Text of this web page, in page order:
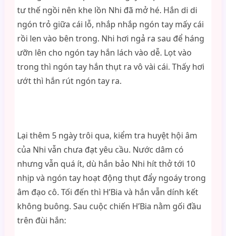
tư thế ngồi nên khe lồn Nhi đã mở hé. Hắn di di
ngón trỏ giữa cái lỗ, nhắp nhắp ngón tay mấy cái
rồi len vào bên trong. Nhi hơi ngả ra sau để háng
ưỡn lên cho ngón tay hắn lách vào dễ. Lọt vào
trong thì ngón tay hắn thụt ra vô vài cái. Thấy hơi
ướt thì hắn rút ngón tay ra.
Lại thêm 5 ngày trôi qua, kiểm tra huyệt hội âm
của Nhi vẫn chưa đạt yêu cầu. Nước dâm có
nhưng vẫn quá ít, dù hắn bảo Nhi hít thở tới 10
nhịp và ngón tay hoạt động thụt đẩy ngoáy trong
âm đạo cô. Tối đến thì H’Bia và hắn vẫn dính kết
không buông. Sau cuộc chiến H’Bia nằm gối đầu
trên đùi hắn: